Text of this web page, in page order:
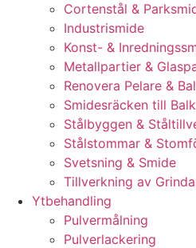
Cortenstål &
Industrismide
Konst- &
Metallpartier &
Renovera Pelare &
Smidesräcken till
Stålbyggen &
Stålstommar &
Svetsning & Smide
Tillverkning av
Ytbehandling
Pulvermålning
Pulverlackering